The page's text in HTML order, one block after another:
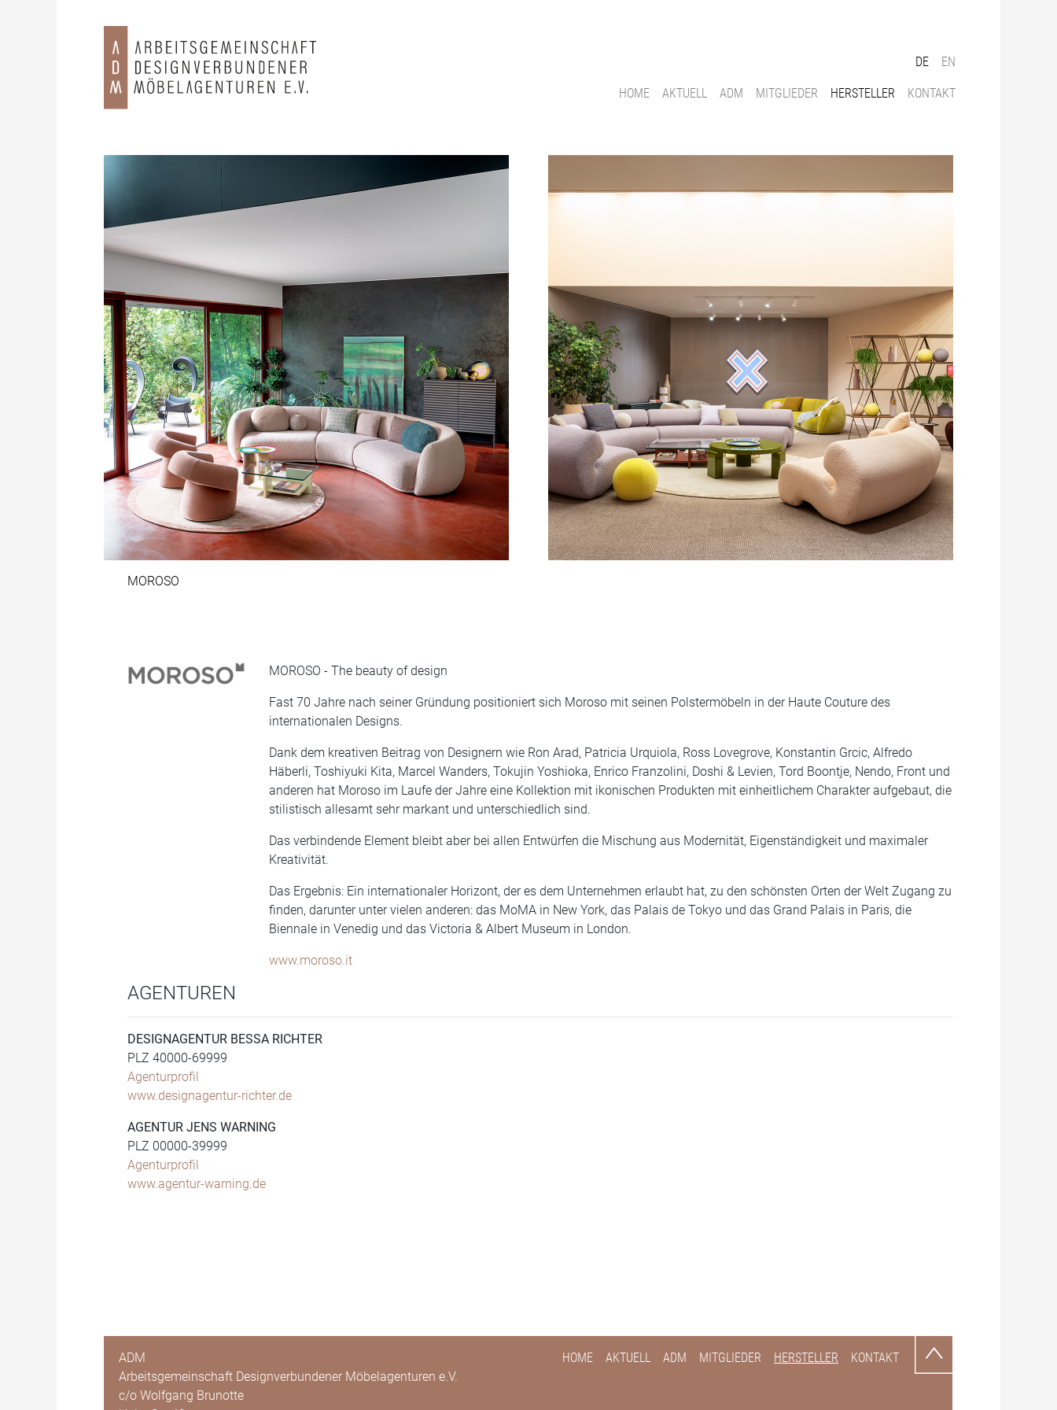
DE EN
HOME AKTUELL ADM MITGLIEDER HERSTELLER KONTAKT
MOROSO
MOROSO - The beauty of design
Fast 70 Jahre nach seiner Gründung positioniert sich Moroso mit seinen Polstermöbeln in der Haute Couture des
internationalen Designs.
Dank dem kreativen Beitrag von Designern wie Ron Arad, Patricia Urquiola, Ross Lovegrove, Konstantin Grcic, Alfredo
Häberli, Toshiyuki Kita, Marcel Wanders, Tokujin Yoshioka, Enrico Franzolini, Doshi & Levien, Tord Boontje, Nendo, Front und
anderen hat Moroso im Laufe der Jahre eine Kollektion mit ikonischen Produkten mit einheitlichem Charakter aufgebaut, die
stilistisch allesamt sehr markant und unterschiedlich sind.
Das verbindende Element bleibt aber bei allen Entwürfen die Mischung aus Modernität, Eigenständigkeit und maximaler
Kreativität.
Das Ergebnis: Ein internationaler Horizont, der es dem Unternehmen erlaubt hat, zu den schönsten Orten der Welt Zugang zu
finden, darunter unter vielen anderen: das MoMA in New York, das Palais de Tokyo und das Grand Palais in Paris, die
Biennale in Venedig und das Victoria & Albert Museum in London.
www.moroso.it
AGENTUREN
DESIGNAGENTUR BESSA RICHTER
PLZ 40000-69999
Agenturprofil
www.designagentur-richter.de
AGENTUR JENS WARNING
PLZ 00000-39999
Agenturprofil
www.agentur-warning.de
ADM
Arbeitsgemeinschaft Designverbundener Möbelagenturen e.V.
c/o Wolfgang Brunotte
HOME AKTUELL ADM MITGLIEDER HERSTELLER KONTAKT